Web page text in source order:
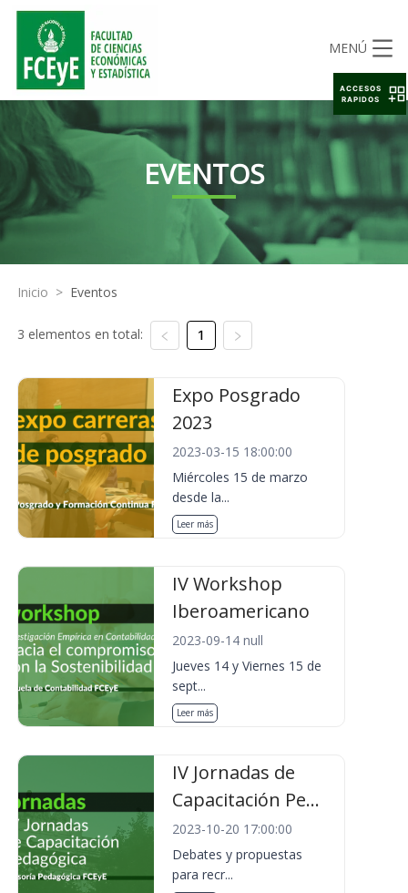
MENÚ
EVENTOS
Inicio > Eventos
3 elementos en total: 1
Expo Posgrado
2023
2023-03-15 18:00:00
Miércoles 15 de marzo
desde la...
Leer más
IV Workshop
Iberoamericano
2023-09-14 null
Jueves 14 y Viernes 15 de
sept...
Leer más
IV Jornadas de
Capacitación Pe...
2023-10-20 17:00:00
Debates y propuestas
para recr...
ACCESOS
RAPIDOS